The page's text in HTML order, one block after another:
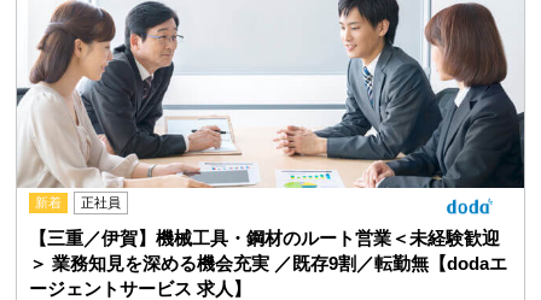
新着 正社員
【三重／伊賀】機械工具・鋼材のルート営業＜未経験歓迎
＞ 業務知見を深める機会充実 ／既存9割／転勤無【dodaエ
ージェントサービス 求人】